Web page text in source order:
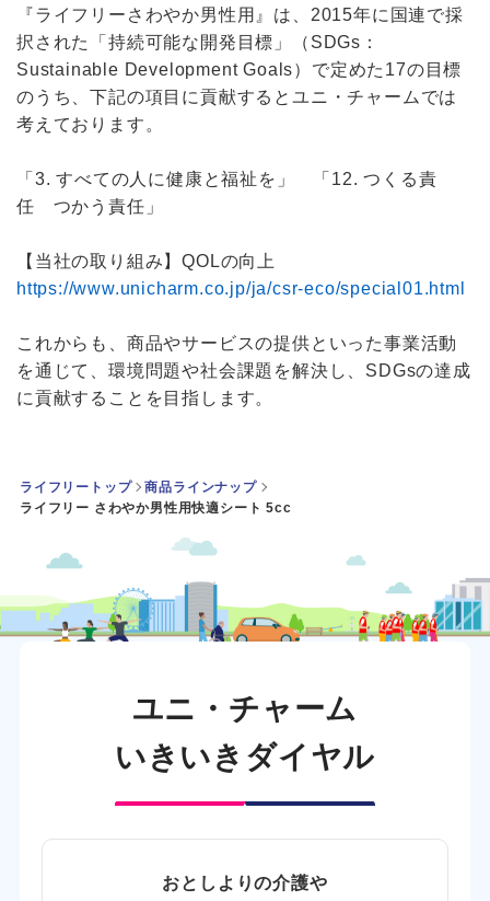
『ライフリーさわやか男性用』は、2015年に国連で採
択された「持続可能な開発目標」（SDGs：
Sustainable Development Goals）で定めた17の目標
のうち、下記の項目に貢献するとユニ・チャームでは
考えております。
「3. すべての人に健康と福祉を」 「12. つくる責
任 つかう責任」
【当社の取り組み】QOLの向上
https://www.unicharm.co.jp/ja/csr-eco/special01.html
これからも、商品やサービスの提供といった事業活動
を通じて、環境問題や社会課題を解決し、SDGsの達成
に貢献することを目指します。
ライフリートップ
商品ラインナップ
ライフリー さわやか男性用快適シート 5cc
ユニ・チャーム
いきいきダイヤル
おとしよりの介護や